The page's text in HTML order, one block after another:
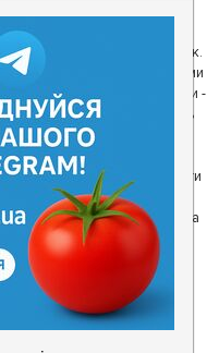
цікаві місця неподалік.
- таким чином ми
Друга частина нашої команди -
враженнями і допомагають
кращих місць.
надаємо зручні інструменти
в результаті відвідувачі
зможе зосередитися на
всього - смачній їжі.